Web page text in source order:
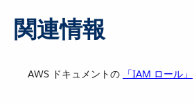
関連情報
AWS ドキュメントの 「IAM ロール」